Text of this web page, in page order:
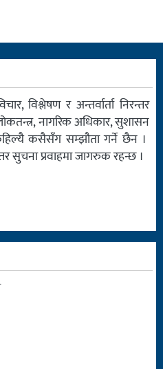
विश्लेषण र अन्तर्वार्ता निरन्तर
लोकतन्त्र, नागरिक अधिकार, सुशासन
कसैसँग सम्झौता गर्ने छैन ।
सुचना प्रवाहमा जागरुक रहन्छ ।